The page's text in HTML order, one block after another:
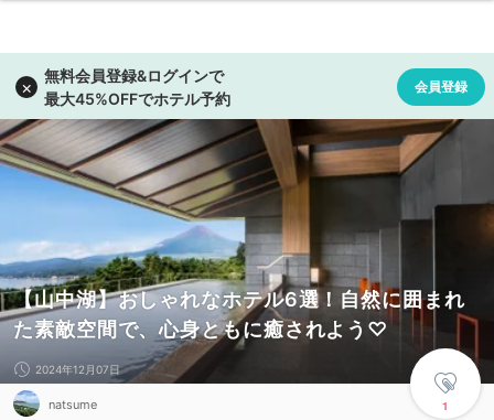
【山中湖】おしゃれなホテル6選！自然に囲まれ
た素敵空間で、心身ともに癒されよう♡
1
2024年12月07日
natsume